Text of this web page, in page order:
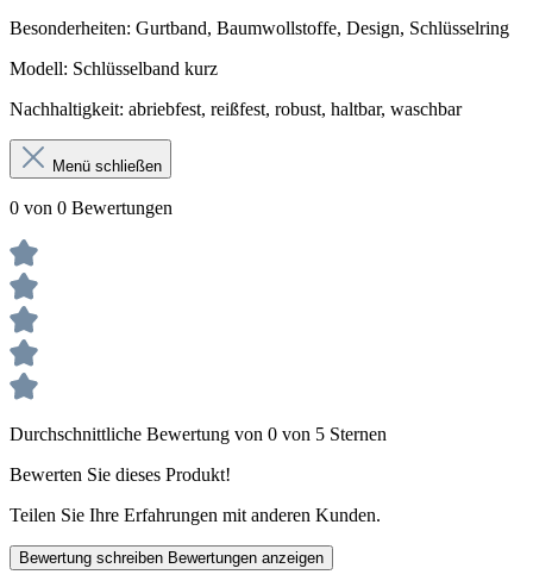
Besonderheiten: Gurtband, Baumwollstoffe, Design, Schlüsselring
Modell: Schlüsselband kurz
Nachhaltigkeit: abriebfest, reißfest, robust, haltbar, waschbar
Menü schließen
0 von 0 Bewertungen
Durchschnittliche Bewertung von 0 von 5 Sternen
Bewerten Sie dieses Produkt!
Teilen Sie Ihre Erfahrungen mit anderen Kunden.
Bewertung schreiben Bewertungen anzeigen